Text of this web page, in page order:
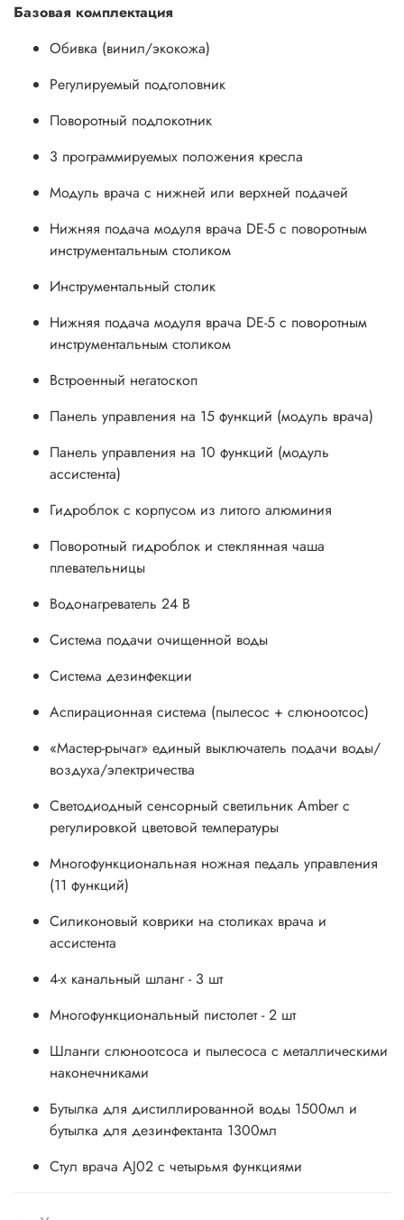
Базовая комплектация
Обивка (винил/экокожа)
Регулируемый подголовник
Поворотный подлокотник
3 программируемых положения кресла
Модуль врача с нижней или верхней подачей
Нижняя подача модуля врача DE-5 с поворотным
инструментальным столиком
Инструментальный столик
Нижняя подача модуля врача DE-5 с поворотным
инструментальным столиком
Встроенный негатоскоп
Панель управления на 15 функций (модуль врача)
Панель управления на 10 функций (модуль
ассистента)
Гидроблок с корпусом из литого алюминия
Поворотный гидроблок и стеклянная чаша
плевательницы
Водонагреватель 24 В
Система подачи очищенной воды
Система дезинфекции
Аспирационная система (пылесос + слюноотсос)
«Мастер-рычаг» единый выключатель подачи воды/
воздуха/электричества
Светодиодный сенсорный светильник Amber c
регулировкой цветовой температуры
Многофункциональная ножная педаль управления
(11 функций)
Силиконовый коврики на столиках врача и
ассистента
4-х канальный шланг - 3 шт
Многофункциональный пистолет - 2 шт
Шланги слюноотсоса и пылесоса с металлическими
наконечниками
Бутылка для дистиллированной воды 1500мл и
бутылка для дезинфектанта 1300мл
Стул врача AJ02 с четырьмя функциями